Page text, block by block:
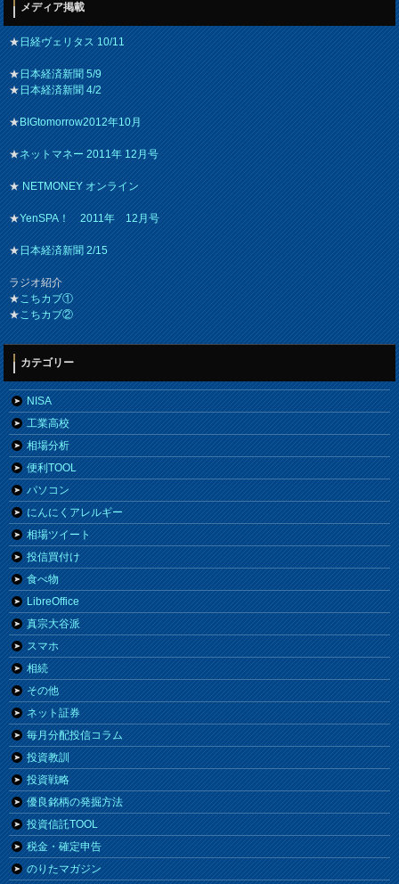
メディア掲載
★日経ヴェリタス 10/11
★日本経済新聞 5/9
★日本経済新聞 4/2
★BIGtomorrow2012年10月
★ネットマネー 2011年 12月号
★NETMONEY オンライン
★YenSPA！ 2011年 12月号
★日本経済新聞 2/15
ラジオ紹介
★こちカブ①
★こちカブ②
カテゴリー
NISA
工業高校
相場分析
便利TOOL
パソコン
にんにくアレルギー
相場ツイート
投信買付け
食べ物
LibreOffice
真宗大谷派
スマホ
相続
その他
ネット証券
毎月分配投信コラム
投資教訓
投資戦略
優良銘柄の発掘方法
投資信託TOOL
税金・確定申告
のりたマガジン